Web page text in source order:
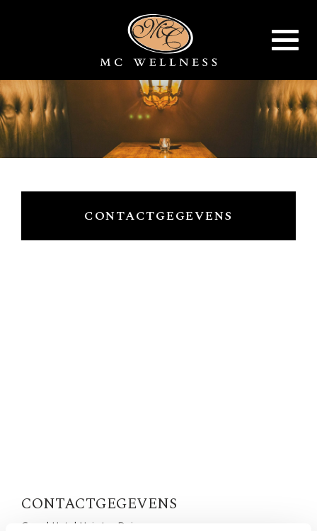
Toggle
CONTACTGEGEVENS
CONTACTGEGEVENS
Grand Hotel Huis ter Duin